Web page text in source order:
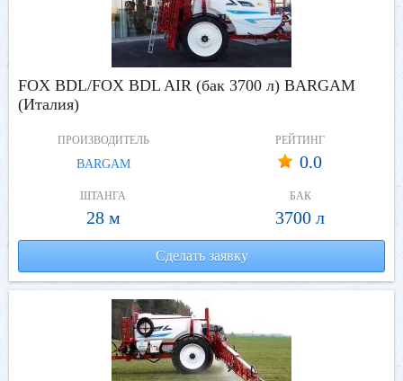
FOX BDL/FOX BDL AIR (бак 3700 л) BARGAM
(Италия)
ПРОИЗВОДИТЕЛЬ
BARGAM
РЕЙТИНГ
0.0
ШТАНГА
28 м
БАК
3700 л
Сделать заявку